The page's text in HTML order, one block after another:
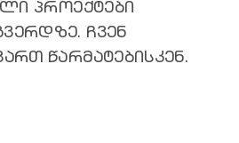
პროექტები
ჩვენ
წარმატებისკენ.